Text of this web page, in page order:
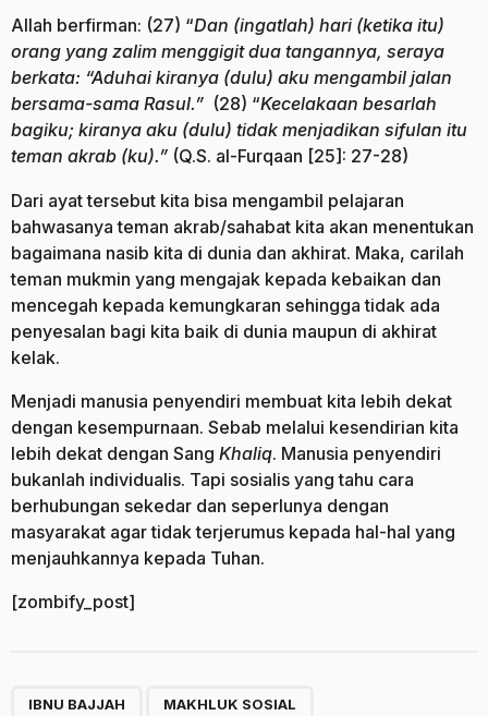
Allah berfirman: (27) “Dan (ingatlah) hari (ketika itu)
orang yang zalim menggigit dua tangannya, seraya
berkata: “Aduhai kiranya (dulu) aku mengambil jalan
bersama-sama Rasul.” (28) “Kecelakaan besarlah
bagiku; kiranya aku (dulu) tidak menjadikan sifulan itu
teman akrab (ku).” (Q.S. al-Furqaan [25]: 27-28)
Dari ayat tersebut kita bisa mengambil pelajaran
bahwasanya teman akrab/sahabat kita akan menentukan
bagaimana nasib kita di dunia dan akhirat. Maka, carilah
teman mukmin yang mengajak kepada kebaikan dan
mencegah kepada kemungkaran sehingga tidak ada
penyesalan bagi kita baik di dunia maupun di akhirat
kelak.
Menjadi manusia penyendiri membuat kita lebih dekat
dengan kesempurnaan. Sebab melalui kesendirian kita
lebih dekat dengan Sang Khaliq. Manusia penyendiri
bukanlah individualis. Tapi sosialis yang tahu cara
berhubungan sekedar dan seperlunya dengan
masyarakat agar tidak terjerumus kepada hal-hal yang
menjauhkannya kepada Tuhan.
[zombify_post]
IBNU BAJJAH MAKHLUK SOSIAL